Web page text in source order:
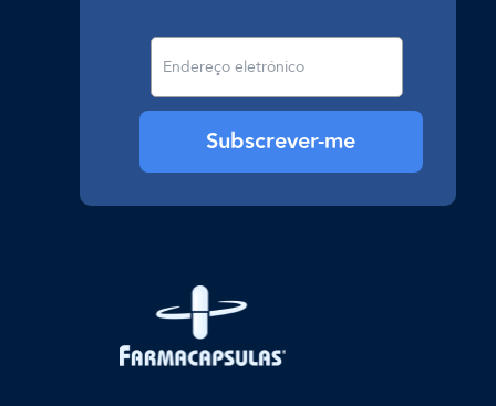
Subscrever-me